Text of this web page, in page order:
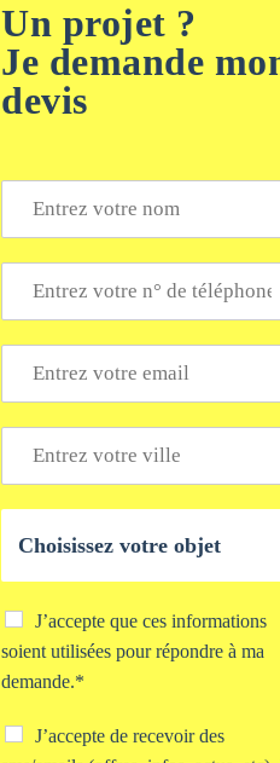
Un projet ?
Je demande
devis
m
*
l
é
*
a
i
l
l
t
e
v
C
e
c
b
J’accepte que ces informations
soient utilisées pour répondre à ma
demande.*
C
J’accepte de recevoir des